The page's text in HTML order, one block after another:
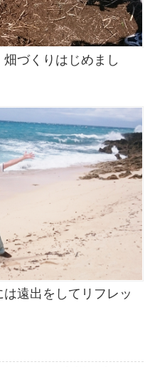
づくりはじめまし
遠出をしてリフレッ